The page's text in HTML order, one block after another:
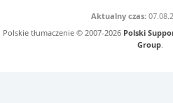
Aktualny czas:
Polskie tłumaczenie © 2007-2026 Polski
Group.